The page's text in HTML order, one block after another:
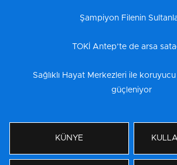
Şampiyon Filenin
TOKİ Antep’te de arsa
Sağlıklı Hayat Merkezleri ile
güçleniyor
KÜNYE